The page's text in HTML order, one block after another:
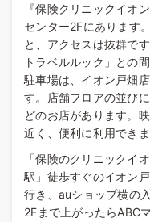
『保険クリニックイオ
センター2Fにあります
と、アクセスは抜群で
トラベルルック」との
駐車場は、イオン戸畑
す。店舗フロアの並び
どのお店があります。
近く、便利に利用できま
「保険のクリニックイ
駅」徒歩すぐのイオン
行き、auショップ横の
2Fまで上がったらABC